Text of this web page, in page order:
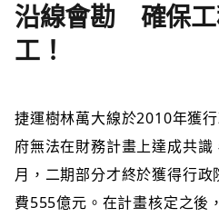
沿線會勘 確保工
工！
捷運樹林萬大線於2010年獲
府無法在財務計畫上達成共
月，二期部分才終於獲得行
費555億元。在計畫核定之後